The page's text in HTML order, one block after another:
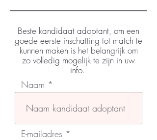
Beste kandidaat adoptant, om een
goede eerste inschatting tot match te
kunnen maken is het belangrijk om
zo volledig mogelijk te zijn in uw
info.
Naam
E-mailadres